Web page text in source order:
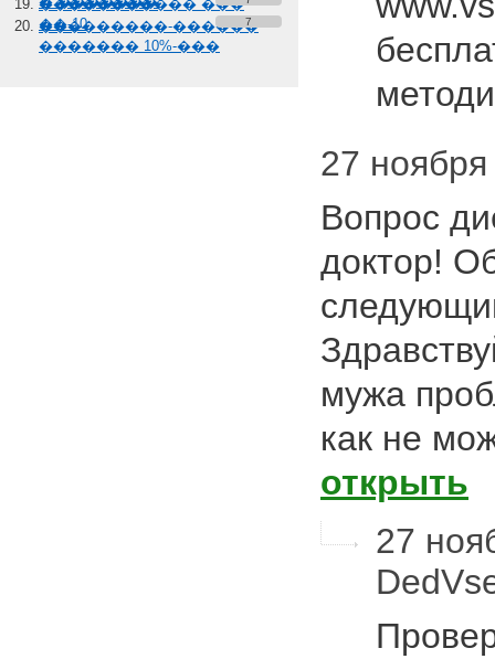
����������� ���
��-10
���������-������
������� 10%-���
7
27
Вопрос
доктор!
мужа
как не
открыть
27